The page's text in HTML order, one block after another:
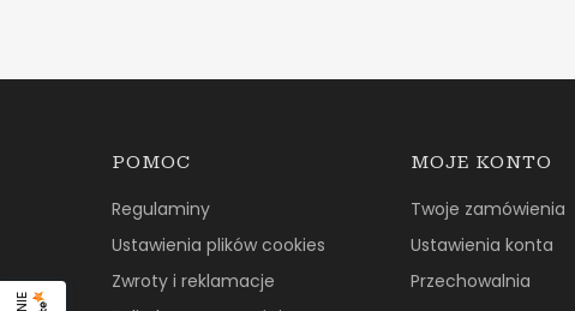
Linki w stopce
POMOC
Regulaminy
Ustawienia plików cookies
Zwroty i reklamacje
MOJE KONTO
Twoje zamówienia
Ustawienia konta
Przechowalnia